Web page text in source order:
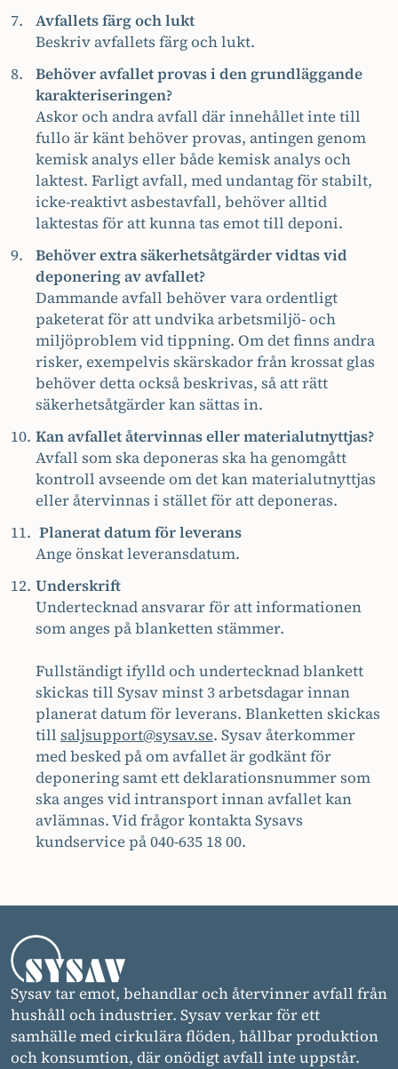
Avfallets färg och lukt
Beskriv avfallets färg och lukt.
Behöver avfallet provas i den grundläggande
karakteriseringen?
Askor och andra avfall där innehållet inte till
fullo är känt behöver provas, antingen genom
kemisk analys eller både kemisk analys och
laktest. Farligt avfall, med undantag för stabilt,
icke-reaktivt asbestavfall, behöver alltid
laktestas för att kunna tas emot till deponi.
Behöver extra säkerhetsåtgärder vidtas vid
deponering av avfallet?
Dammande avfall behöver vara ordentligt
paketerat för att undvika arbetsmiljö- och
miljöproblem vid tippning. Om det finns andra
risker, exempelvis skärskador från krossat glas
behöver detta också beskrivas, så att rätt
säkerhetsåtgärder kan sättas in.
Kan avfallet återvinnas eller materialutnyttjas?
Avfall som ska deponeras ska ha genomgått
kontroll avseende om det kan materialutnyttjas
eller återvinnas i stället för att deponeras.
Planerat datum för leverans
Ange önskat leveransdatum.
Underskrift
Undertecknad ansvarar för att informationen
som anges på blanketten stämmer.
Fullständigt ifylld och undertecknad blankett
skickas till Sysav minst 3 arbetsdagar innan
planerat datum för leverans. Blanketten skickas
till saljsupport@sysav.se. Sysav återkommer
med besked på om avfallet är godkänt för
deponering samt ett deklarationsnummer som
ska anges vid intransport innan avfallet kan
avlämnas. Vid frågor kontakta Sysavs
kundservice på 040-635 18 00.
Sysav tar emot, behandlar och återvinner avfall från
hushåll och industrier. Sysav verkar för ett
samhälle med cirkulära flöden, hållbar produktion
och konsumtion, där onödigt avfall inte uppstår.